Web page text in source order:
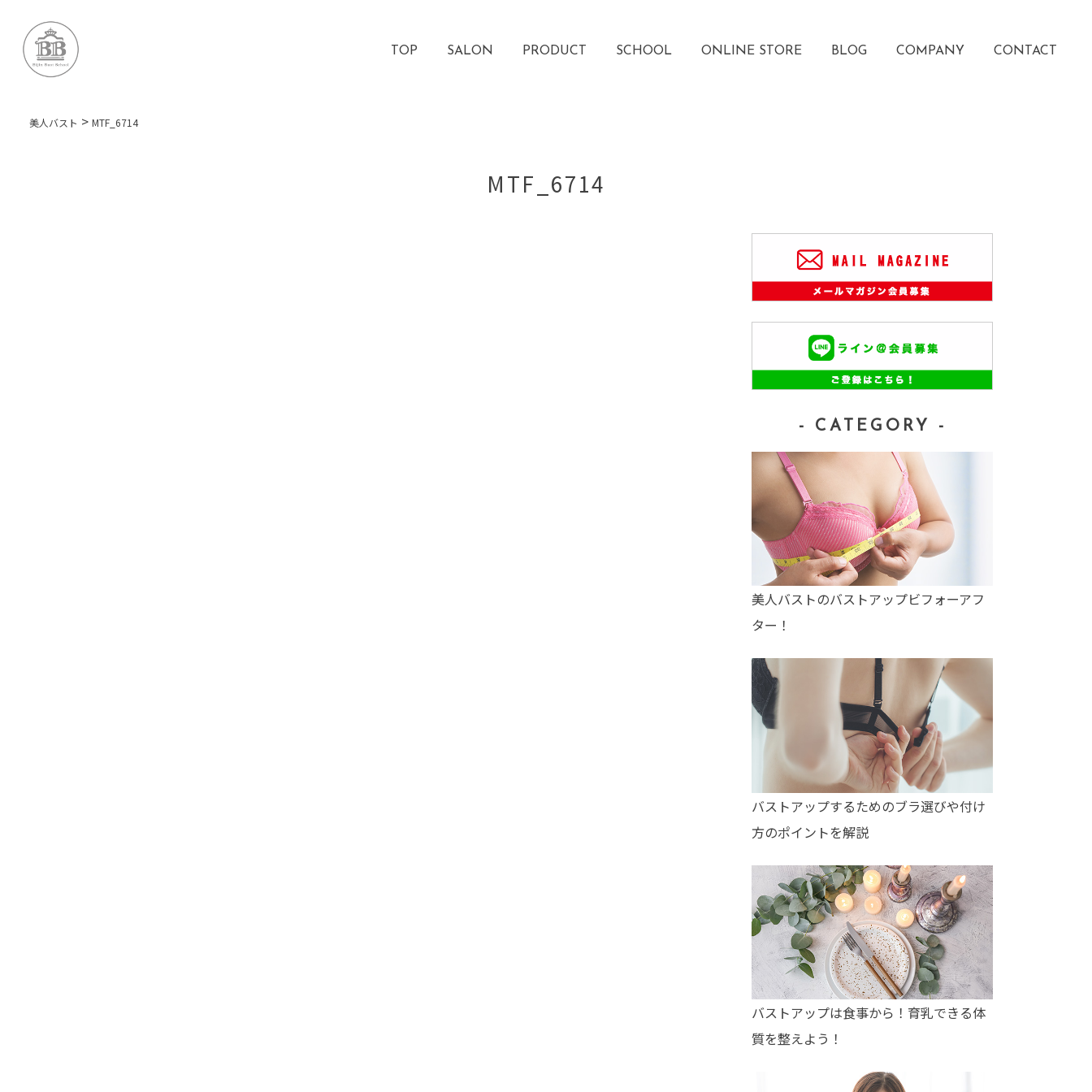
TOP SALON PRODUCT SCHOOL ONLINE STORE BLOG COMPANY CONTACT
美人バスト > MTF_6714
MTF_6714
- CATEGORY -
美人バストのバストアップビフォーアフ
ター！
バストアップするためのブラ選びや付け
方のポイントを解説
バストアップは食事から！育乳できる体
質を整えよう！